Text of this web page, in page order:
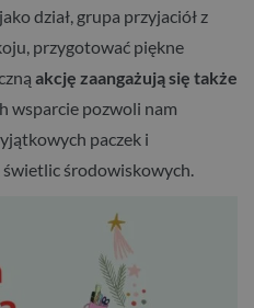
dział, grupa przyjaciół z
przygotować piękne
akcję zaangażują się także
wsparcie pozwoli nam
paczek i
środowiskowych.